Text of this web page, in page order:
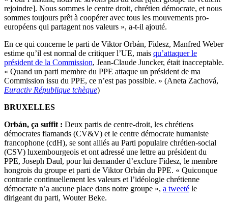
rejoindre]. Nous sommes le centre droit, chrétien démocrate, et nous
sommes toujours prêt à coopérer avec tous les mouvements pro-
européens qui partagent nos valeurs », a-t-il ajouté.
En ce qui concerne le parti de Viktor Orbán, Fidesz, Manfred Weber
estime qu’il est normal de critiquer l’UE, mais qu’attaquer le
président de la Commission, Jean-Claude Juncker, était inacceptable.
« Quand un parti membre du PPE attaque un président de ma
Commission issu du PPE, ce n’est pas possible. » (Aneta Zachová,
Euractiv République tchèque)
BRUXELLES
Orbán, ça suffit : Deux partis de centre-droit, les chrétiens
démocrates flamands (CV&V) et le centre démocrate humaniste
francophone (cdH), se sont alliés au Parti populaire chrétien-social
(CSV) luxembourgeois et ont adressé une lettre au président du
PPE, Joseph Daul, pour lui demander d’exclure Fidesz, le membre
hongrois du groupe et parti de Viktor Orbán du PPE. « Quiconque
contrarie continuellement les valeurs et l’idéologie chrétienne
démocrate n’a aucune place dans notre groupe », a tweeté le
dirigeant du parti, Wouter Beke.